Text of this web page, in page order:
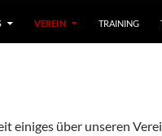
VEREIN TRAINING
einiges über unseren